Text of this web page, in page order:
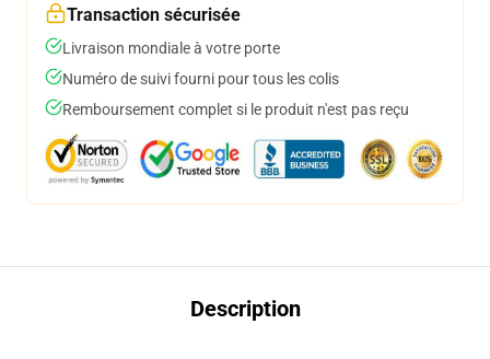
Transaction sécurisée
Livraison mondiale à votre porte
Numéro de suivi fourni pour tous les colis
Remboursement complet si le produit n'est pas reçu
Description